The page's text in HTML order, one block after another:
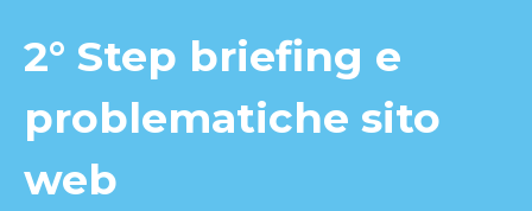
2° Step briefing e
problematiche sito
web